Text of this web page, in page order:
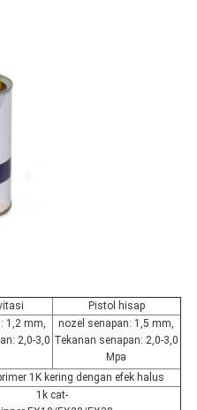
Pistol hisap
1,2 mm,
2,0-3,0
nozel senapan: 1,5 mm,
Tekanan senapan: 2,0-3,0
Mpa
1K kering dengan efek halus
1k cat-